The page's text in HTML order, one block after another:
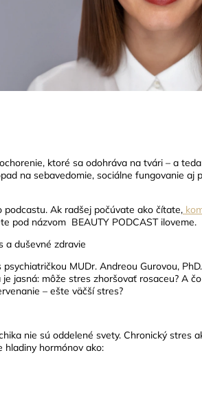
ktoré sa odohráva na tvári – a
na sebavedomie, sociálne fungovanie aj
Ak radšej počúvate ako čítate,
pod názvom BEAUTY PODCAST iloveme.
a duševné zdravie
MUDr. Andreou Gurovou,
jasná: môže stres zhoršovať rosaceu? A
– ešte väčší stres?
nie sú oddelené svety. Chronický stres
hladiny hormónov ako: